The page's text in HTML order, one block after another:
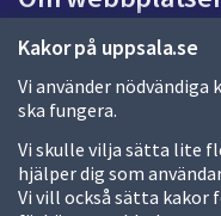
Kakor på uppsala.se
Vi använder
ska fungera.
Vi skulle vilja sätta lite
hjälper dig som
Vi vill också sätta kakor
a
Om webbplatsen
Allmänna handlingar
Behandling av
Kakor